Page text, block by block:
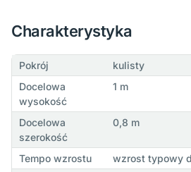
Charakterystyka
Pokrój
kulisty
Docelowa
wysokość
1 m
Docelowa
szerokość
0,8 m
Tempo wzrostu
wzrost typowy